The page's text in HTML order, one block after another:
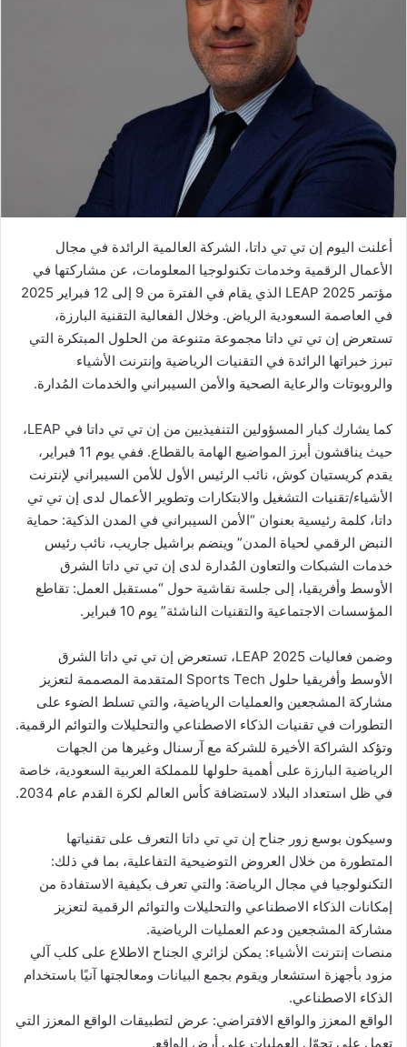
إ
ل
ك
و
ن
ي
أعلنت اليوم إن تي تي داتا، الشركة العالمية الرائدة في مجال
الأعمال الرقمية وخدمات تكنولوجيا المعلومات، عن مشاركتها في
مؤتمر LEAP 2025 الذي يقام في الفترة من 9 إلى 12 فبراير 2025
في العاصمة السعودية الرياض. وخلال الفعالية التقنية البارزة،
تستعرض إن تي تي داتا مجموعة متنوعة من الحلول المبتكرة التي
تبرز خبراتها الرائدة في التقنيات الرياضية وإنترنت الأشياء
والروبوتات والرعاية الصحية والأمن السيبراني والخدمات المُدارة.
كما يشارك كبار المسؤولين التنفيذيين من إن تي تي داتا في LEAP،
حيث يناقشون أبرز المواضيع الهامة بالقطاع. ففي يوم 11 فبراير،
يقدم كريستيان كوش، نائب الرئيس الأول للأمن السيبراني لإنترنت
الأشياء/تقنيات التشغيل والابتكارات وتطوير الأعمال لدى إن تي تي
داتا، كلمة رئيسية بعنوان “الأمن السيبراني في المدن الذكية: حماية
النبض الرقمي لحياة المدن” وينضم براشيل جاريب، نائب رئيس
خدمات الشبكات والتعاون المُدارة لدى إن تي تي داتا الشرق
الأوسط وأفريقيا، إلى جلسة نقاشية حول “مستقبل العمل: تقاطع
المؤسسات الاجتماعية والتقنيات الناشئة” يوم 10 فبراير.
وضمن فعاليات LEAP 2025، تستعرض إن تي تي داتا الشرق
الأوسط وأفريقيا حلول Sports Tech المتقدمة المصممة لتعزيز
مشاركة المشجعين والعمليات الرياضية، والتي تسلط الضوء على
التطورات في تقنيات الذكاء الاصطناعي والتحليلات والتوائم الرقمية.
وتؤكد الشراكة الأخيرة للشركة مع آرسنال وغيرها من الجهات
الرياضية البارزة على أهمية حلولها للمملكة العربية السعودية، خاصة
في ظل استعداد البلاد لاستضافة كأس العالم لكرة القدم عام 2034.
وسيكون بوسع زور جناح إن تي تي داتا التعرف على تقنياتها
المتطورة من خلال العروض التوضيحية التفاعلية، بما في ذلك:
التكنولوجيا في مجال الرياضة: والتي تعرف بكيفية الاستفادة من
إمكانات الذكاء الاصطناعي والتحليلات والتوائم الرقمية لتعزيز
مشاركة المشجعين ودعم العمليات الرياضية.
منصات إنترنت الأشياء: يمكن لزائري الجناح الاطلاع على كلب آلي
مزود بأجهزة استشعار ويقوم بجمع البيانات ومعالجتها آنيًا باستخدام
الذكاء الاصطناعي.
الواقع المعزز والواقع الافتراضي: عرض لتطبيقات الواقع المعزز التي
تعمل على تحوّل العمليات على أرض الواقع.